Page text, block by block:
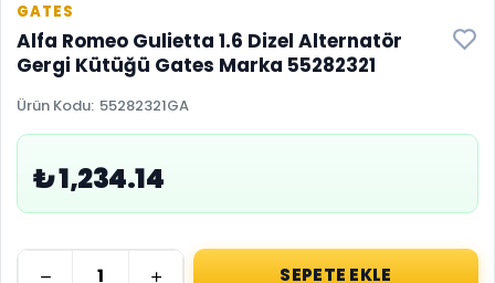
GATES
Alfa Romeo Gulietta 1.6 Dizel Alternatör
Gergi Kütüğü Gates Marka 55282321
Ürün Kodu: 55282321GA
₺ 1,234.14
SEPETE EKLE